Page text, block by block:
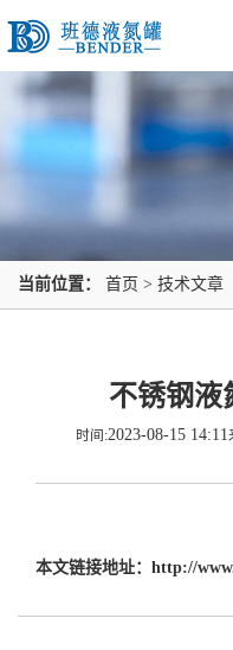
当前位置： 首页 > 技术文章
不锈钢液
时间:2023-08-15 14:11
本文链接地址： http://